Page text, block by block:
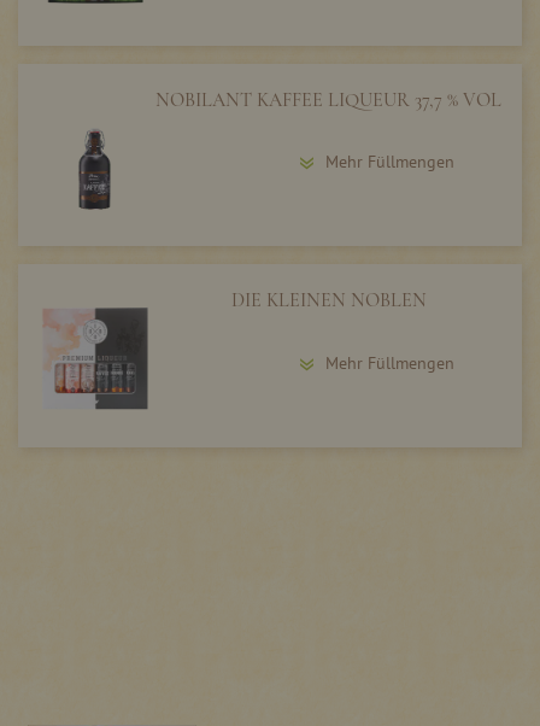
NOBILANT KAFFEE LIQUEUR 37,7 % VOL
Mehr Füllmengen
DIE KLEINEN NOBLEN
Mehr Füllmengen